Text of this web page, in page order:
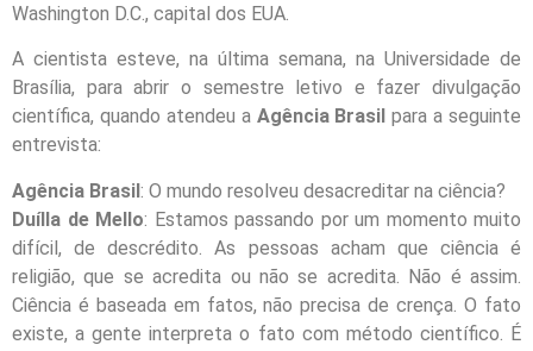
Washington D.C., capital dos EUA.
A cientista esteve, na última semana, na Universidade de
Brasília, para abrir o semestre letivo e fazer divulgação
científica, quando atendeu a Agência Brasil para a seguinte
entrevista:
Agência Brasil: O mundo resolveu desacreditar na ciência?
Duílla de Mello: Estamos passando por um momento muito
difícil, de descrédito. As pessoas acham que ciência é
religião, que se acredita ou não se acredita. Não é assim.
Ciência é baseada em fatos, não precisa de crença. O fato
existe, a gente interpreta o fato com método científico. É